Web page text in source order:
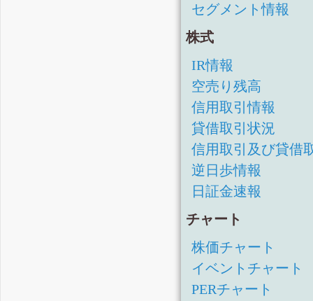
セグメント情報
株式
IR情報
空売り残高
信用取引情報
貸借取引状況
信用取引及び貸借
逆日歩情報
日証金速報
チャート
株価チャート
イベントチャート
PERチャート